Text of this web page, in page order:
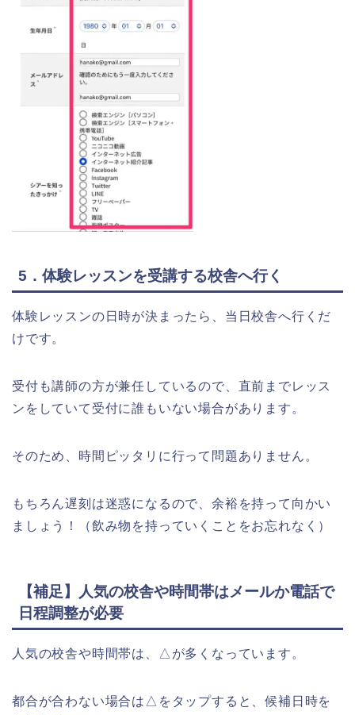
5．体験レッスンを受講する校舎へ行く
体験レッスンの日時が決まったら、当日校舎へ行くだ
けです。
受付も講師の方が兼任しているので、直前までレッス
ンをしていて受付に誰もいない場合があります。
そのため、時間ピッタリに行って問題ありません。
もちろん遅刻は迷惑になるので、余裕を持って向かい
ましょう！（飲み物を持っていくことをお忘れなく）
【補足】人気の校舎や時間帯はメールか電話で
日程調整が必要
人気の校舎や時間帯は、△が多くなっています。
都合が合わない場合は△をタップすると、候補日時を